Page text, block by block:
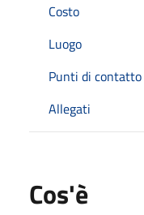
Costo
Luogo
Punti di contatto
Allegati
Cos'è